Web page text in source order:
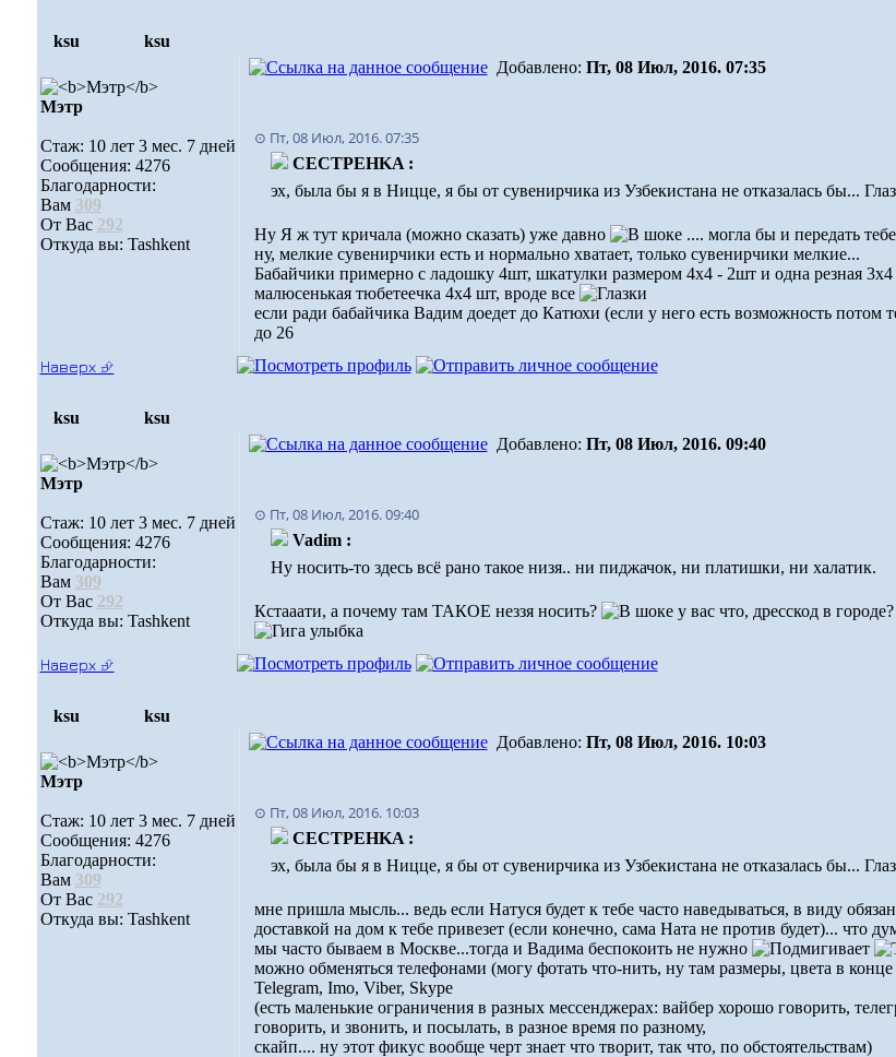
ksu ksu
Мэтр
Стаж: 10 лет 3 мес. 7 дней
Сообщения: 4276
Благодарности:
Вам 309
От Вас 292
Откуда вы: Tashkent
Добавлено: Пт, 08 Июл, 2016. 07:35
⊙ Пт, 08 Июл, 2016. 07:35
CECTPEHKA :
эх, была бы я в Ницце, я бы от сувенирчика из Узбекистана не отказалась бы...
Ну Я ж тут кричала (можно сказать) уже давно
.... могла бы и передать
ну, мелкие сувенирчики есть и нормально хватает, только сувенирчики мелкие...
Бабайчики примерно с ладошку 4шт, шкатулки размером 4х4 - 2шт и одна резная
малюсенькая тюбетеечка 4х4 шт, вроде все
если ради бабайчика Вадим доедет до Катюхи (если у него есть возможность потом
до 26
Наверх ⮵
ksu ksu
Мэтр
Стаж: 10 лет 3 мес. 7 дней
Сообщения: 4276
Благодарности:
Вам 309
От Вас 292
Откуда вы: Tashkent
Добавлено: Пт, 08 Июл, 2016. 09:40
⊙ Пт, 08 Июл, 2016. 09:40
Vadim :
Ну носить-то здесь всё рано такое низя.. ни пиджачок, ни платишки, ни халатик.
Кстааати, а почему там ТАКОЕ неззя носить? у вас что, дресскод в
Наверх ⮵
ksu ksu
Мэтр
Стаж: 10 лет 3 мес. 7 дней
Сообщения: 4276
Благодарности:
Вам 309
От Вас 292
Откуда вы: Tashkent
Добавлено: Пт, 08 Июл, 2016. 10:03
⊙ Пт, 08 Июл, 2016. 10:03
CECTPEHKA :
эх, была бы я в Ницце, я бы от сувенирчика из Узбекистана не отказалась бы...
мне пришла мысль... ведь если Натуся будет к тебе часто наведываться, в виду
доставкой на дом к тебе привезет (если конечно, сама Ната не против будет)... что
мы часто бываем в Москве...тогда и Вадима беспокоить не нужно
можно обменяться телефонами (могу фотать что-нить, ну там размеры, цвета в
Telegram, Imo, Viber, Skype
(есть маленькие ограничения в разных мессенджерах: вайбер хорошо говорить,
говорить, и звонить, и посылать, в разное время по разному,
скайп.... ну этот фикус вообще черт знает что творит, так что, по обстоятельствам)